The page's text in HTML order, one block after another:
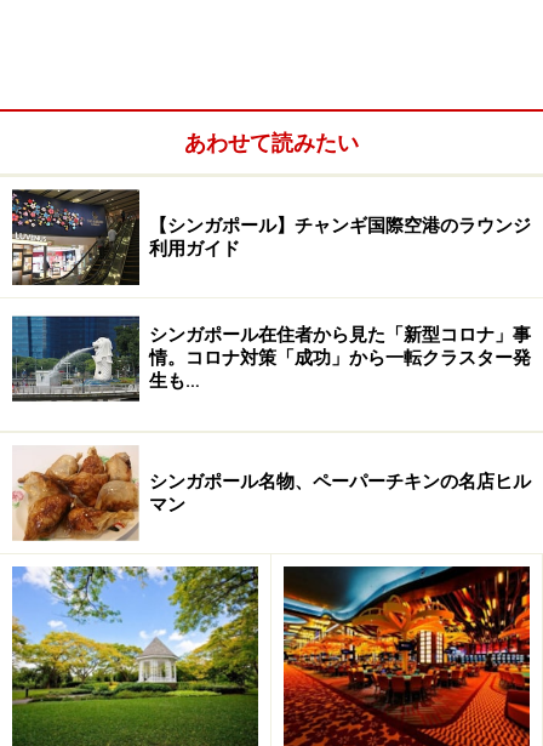
ンが載ってたりします。
ブルーノシェフの味が、この価格で食べられるなら、ビ
ストロとしての使い方もありかも知れませんね。
あわせて読みたい
【シンガポール】チャンギ国際空港のラウンジ
利用ガイド
シンガポール在住者から見た「新型コロナ」事
情。コロナ対策「成功」から一転クラスター発
生も…
シンガポール名物、ペーパーチキンの名店ヒル
マン